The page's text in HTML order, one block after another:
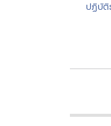
ปฏิบัติ